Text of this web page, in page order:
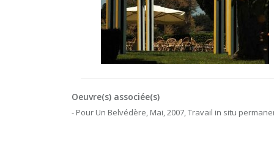
Oeuvre(s) associée(s)
- Pour Un Belvédère, Mai, 2007, Travail in situ